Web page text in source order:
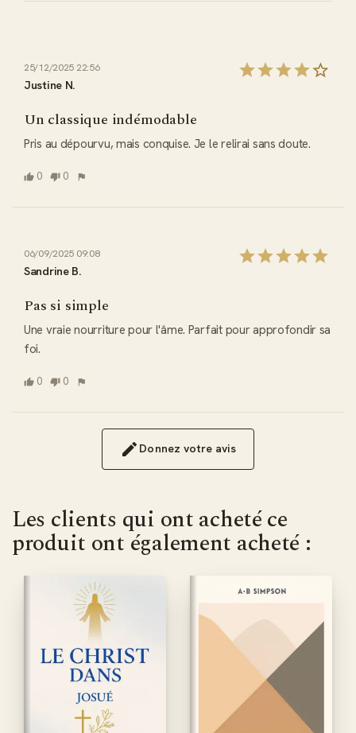
25/12/2025 22:56
Justine N.
Un classique indémodable
Pris au dépourvu, mais conquise. Je le relirai sans doute.
0 0
06/09/2025 09:08
Sandrine B.
Pas si simple
Une vraie nourriture pour l'âme. Parfait pour approfondir sa
foi.
0 0
Donnez votre avis
Les clients qui ont acheté ce
produit ont également acheté :